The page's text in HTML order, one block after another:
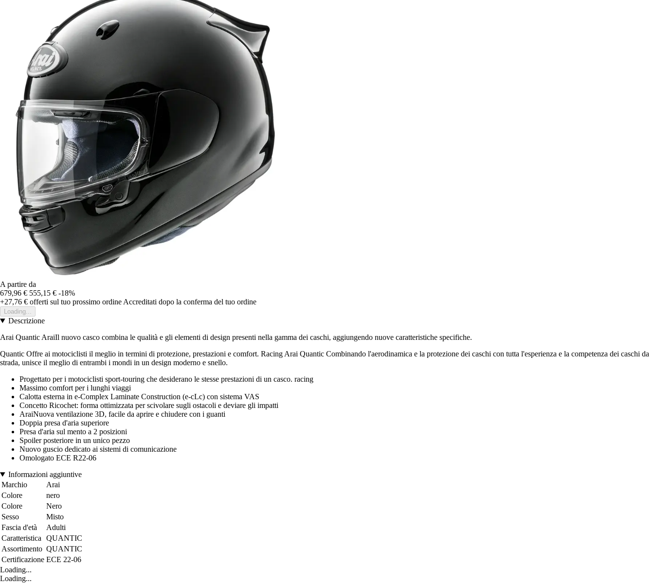
A partire da
679,96 € 555,15 € -18%
+27,76 € offerti sul tuo prossimo ordine Accreditati dopo la conferma del tuo ordine
Loading...
Descrizione
Arai Quantic AraiIl nuovo casco combina le qualità e gli elementi di design presenti nella gamma dei caschi, aggiungendo nuove caratteristiche specifiche.
Quantic Offre ai motociclisti il meglio in termini di protezione, prestazioni e comfort. Racing Arai Quantic Combinando l'aerodinamica e la protezione dei caschi con tutta l'esperienza e la competenza dei caschi da
strada, unisce il meglio di entrambi i mondi in un design moderno e snello.
Progettato per i motociclisti sport-touring che desiderano le stesse prestazioni di un casco. racing
Massimo comfort per i lunghi viaggi
Calotta esterna in e-Complex Laminate Construction (e-cLc) con sistema VAS
Concetto Ricochet: forma ottimizzata per scivolare sugli ostacoli e deviare gli impatti
AraiNuova ventilazione 3D, facile da aprire e chiudere con i guanti
Doppia presa d'aria superiore
Presa d'aria sul mento a 2 posizioni
Spoiler posteriore in un unico pezzo
Nuovo guscio dedicato ai sistemi di comunicazione
Omologato ECE R22-06
Informazioni aggiuntive
Marchio
Arai
Colore
nero
Colore
Nero
Sesso
Misto
Fascia d'età
Adulti
Caratteristica
QUANTIC
Assortimento QUANTIC
Certificazione ECE 22-06
Loading...
Loading...